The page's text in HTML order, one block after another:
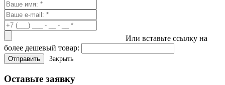
Или вставьте ссылку на
более дешевый товар:
Закрыть
Оставьте заявку